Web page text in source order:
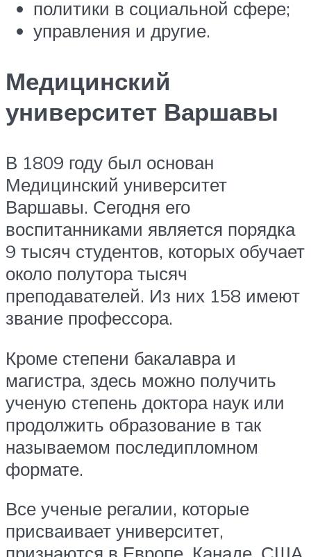
политики в социальной сфере;
управления и другие.
Медицинский
университет Варшавы
В 1809 году был основан
Медицинский университет
Варшавы. Сегодня его
воспитанниками является порядка
9 тысяч студентов, которых обучает
около полутора тысяч
преподавателей. Из них 158 имеют
звание профессора.
Кроме степени бакалавра и
магистра, здесь можно получить
ученую степень доктора наук или
продолжить образование в так
называемом последипломном
формате.
Все ученые регалии, которые
присваивает университет,